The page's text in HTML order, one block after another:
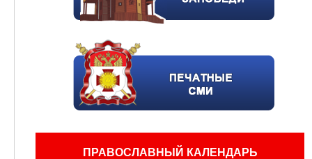
ПРАВОСЛАВНЫЙ КАЛЕНДАРЬ